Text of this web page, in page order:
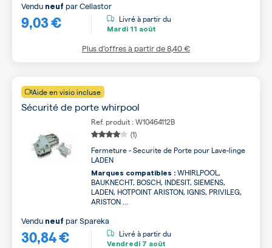
9,03 €
Vendu neuf parCellastor
Livré à partir du
Mardi 11 août
Plus d’offres à partir de8,40 €
Aide en visio incluse
Sécurité de porte whirpool
Ref. produit : W10464112B
(1)
Fermeture - Securite de Porte pour Lave-linge
LADEN
Marques compatibles : WHIRLPOOL,
BAUKNECHT, BOSCH, INDESIT, SIEMENS,
LADEN, HOTPOINT ARISTON, IGNIS, PRIVILEG,
ARISTON ...
30,84 €
Vendu neuf parSpareka
Livré à partir du
Vendredi 7 août